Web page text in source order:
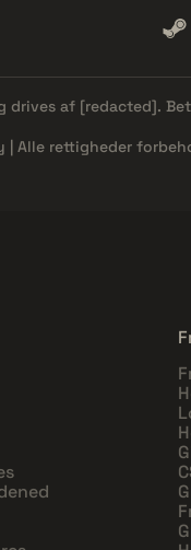
drives af [redacted].
| Alle rettigheder